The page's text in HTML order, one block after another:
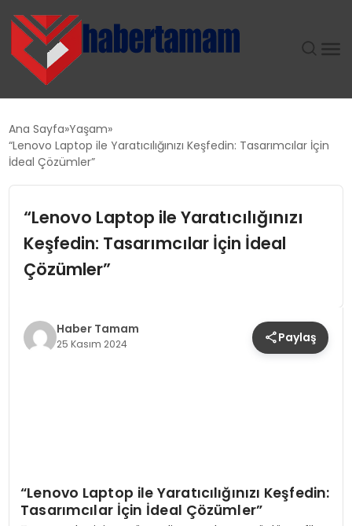
TEKNOLOJI
SAĞLIK
EKONOMI
MAGAZIN
Ana Sayfa Yaşam
“Lenovo Laptop ile Yaratıcılığınızı Keşfedin: Tasarımcılar İçin
İdeal Çözümler”
“Lenovo Laptop ile Yaratıcılığınızı
Keşfedin: Tasarımcılar İçin İdeal
Çözümler”
Haber Tamam
25 Kasım 2024 Paylaş
“Lenovo Laptop ile Yaratıcılığınızı Keşfedin:
Tasarımcılar İçin İdeal Çözümler”